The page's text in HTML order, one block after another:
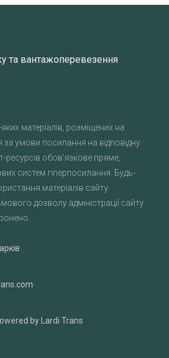
та вантажоперевезення
матеріалів, розміщених на
за умови посилання на відповідну
ресурсів обов'язкове пряме,
систем гіперпосилання. Будь-
матеріалів сайту
дозволу адміністрації сайту
by Lardi Trans